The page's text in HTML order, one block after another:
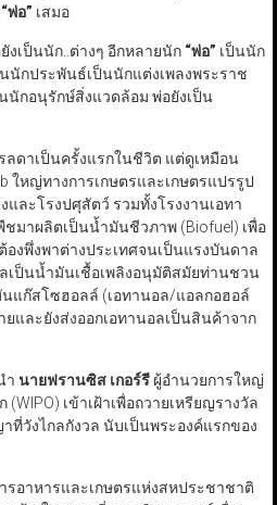
“พ่อ” เสมอ
เป็นนัก..ต่างๆ อีกหลายนัก “พ่อ” เป็นนัก
นักประพันธ์เป็นนักแต่งเพลงพระราช
กอนุรักษ์สิ่งแวดล้อม พ่อยังเป็น
ลดาเป็นครั้งแรกในชีวิต แต่ดูเหมือน
ใหญ่ทางการเกษตรและเกษตรแปรรูป
ละโรงปศุสัตว์ รวมทั้งโรงงานเอทา
ชมาผลิตเป็นน้ำมันชีวภาพ (Biofuel) เพื่อ
งพึ่งพาต่างประเทศจนเป็นแรงบันดาล
เป็นน้ำมันเชื้อเพลิงอนุมัติสมัยท่านชวน
แก๊สโซฮอลล์ (เอทานอล/แอลกอฮอล์
และยังส่งออกเอทานอลเป็นสินค้าจาก
ำ นายฟรานซิส เกอร์รีผู้อำนวยการใหญ่
เข้าเฝ้าเพื่อถวายเหรียญรางวัล
วังไกลกังวล นับเป็นพระองค์แรกของ
รอาหารและเกษตรแห่งสหประชาชาติ